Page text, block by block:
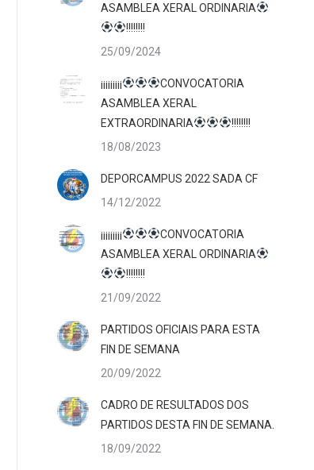
ASAMBLEA XERAL ORDINARIA
!!!!!!!!
25/09/2024
¡¡¡¡¡¡¡¡¡
CONVOCATORIA
ASAMBLEA XERAL
EXTRAORDINARIA
!!!!!!!!
18/08/2023
DEPORCAMPUS 2022 SADA CF
14/12/2022
¡¡¡¡¡¡¡¡¡
CONVOCATORIA
ASAMBLEA XERAL ORDINARIA
!!!!!!!!
21/09/2022
PARTIDOS OFICIAIS PARA ESTA
FIN DE SEMANA
20/09/2022
CADRO DE RESULTADOS DOS
PARTIDOS DESTA FIN DE SEMANA.
18/09/2022